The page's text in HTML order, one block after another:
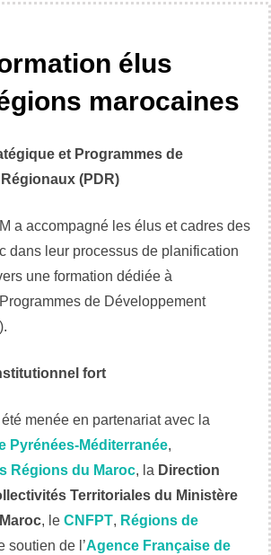
élus
marocaines
et Programmes de
(PDR)
a accompagné les élus et cadres des
dans leur processus de planification
une formation dédiée à
de Développement
fort
menée en partenariat avec la
Pyrénées-Méditerranée,
Régions du Maroc, la Direction
Territoriales du Ministère
, le CNFPT, Régions de
soutien de l’Agence Française de